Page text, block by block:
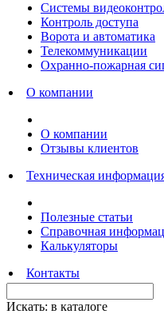
Системы
Контроль доступа
Ворота и автоматика
Телекоммуникации
Охранно-пожарная
О компании
О компании
Отзывы клиентов
Техническая
Полезные статьи
Справочная
Калькуляторы
Контакты
Искать: в каталоге